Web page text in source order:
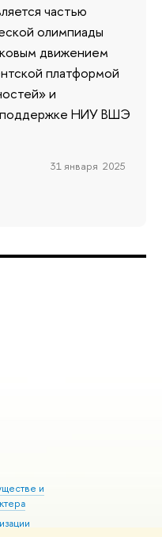
частью
олимпиады
движением
платформой
и
поддержке НИУ ВШЭ
31 января 2025
и